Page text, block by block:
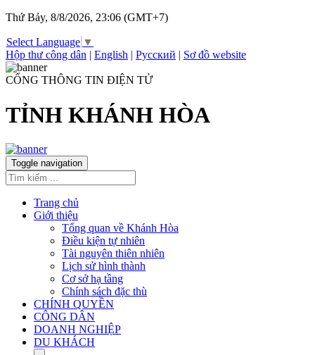
Thứ Bảy, 8/8/2026, 23:06 (GMT+7)
Select Language ▼
Hộp thư công dân | English | Русский | Sơ đồ website
CỔNG THÔNG TIN ĐIỆN TỬ
TỈNH KHÁNH HÒA
Toggle navigation
Trang chủ
Giới thiệu
Tổng quan về Khánh Hòa
Điều kiện tự nhiên
Tài nguyên thiên nhiên
Lịch sử hình thành
Cơ sở hạ tầng
Chính sách đặc thù
CHÍNH QUYỀN
CÔNG DÂN
DOANH NGHIỆP
DU KHÁCH